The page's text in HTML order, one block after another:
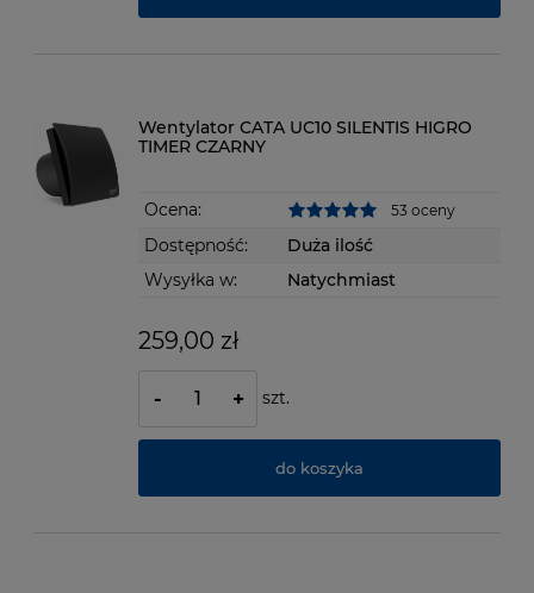
Wentylator CATA UC10 SILENTIS HIGRO
TIMER CZARNY
Ocena: 53 oceny
Dostępność:
Duża ilość
Wysyłka w:
Natychmiast
259,00 zł
- + szt.
do koszyka